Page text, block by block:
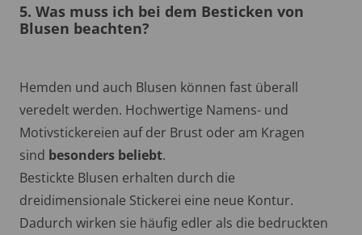
5. Was muss ich bei dem Besticken von
Blusen beachten?
Hemden und auch Blusen können fast überall
veredelt werden. Hochwertige Namens- und
Motivstickereien auf der Brust oder am Kragen
sind besonders beliebt.
Bestickte Blusen erhalten durch die
dreidimensionale Stickerei eine neue Kontur.
Dadurch wirken sie häufig edler als die bedruckten